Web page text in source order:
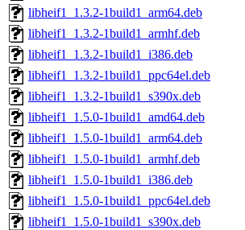
libheif1_1.3.2-1build1_arm64.deb
libheif1_1.3.2-1build1_armhf.deb
libheif1_1.3.2-1build1_i386.deb
libheif1_1.3.2-1build1_ppc64el.deb
libheif1_1.3.2-1build1_s390x.deb
libheif1_1.5.0-1build1_amd64.deb
libheif1_1.5.0-1build1_arm64.deb
libheif1_1.5.0-1build1_armhf.deb
libheif1_1.5.0-1build1_i386.deb
libheif1_1.5.0-1build1_ppc64el.deb
libheif1_1.5.0-1build1_s390x.deb